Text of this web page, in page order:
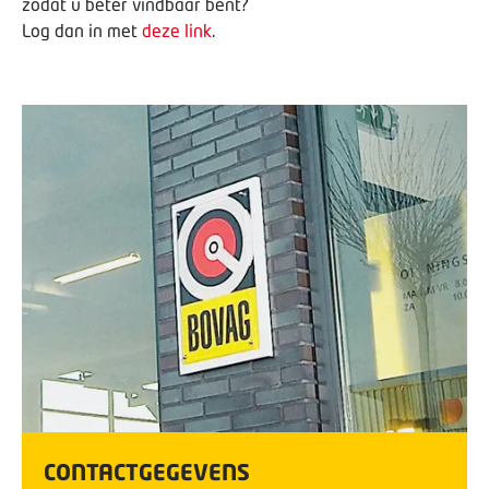
Log dan in met deze link.
CONTACTGEGEVENS